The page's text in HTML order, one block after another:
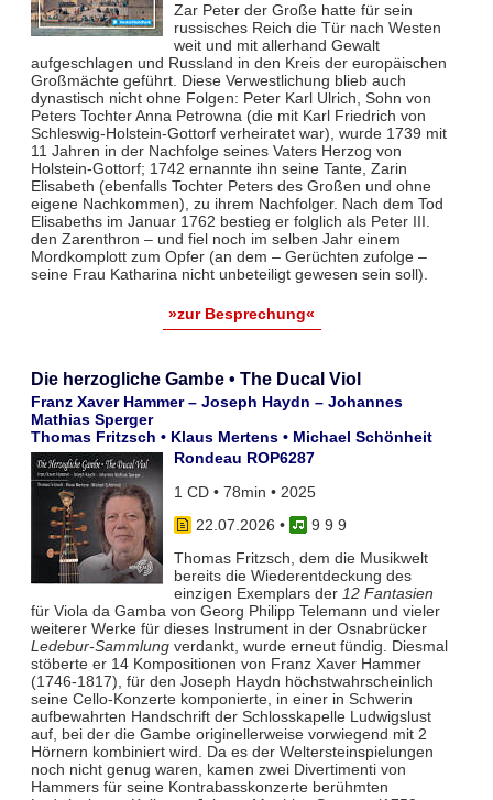
Zar Peter der Große hatte für sein
russisches Reich die Tür nach Westen
weit und mit allerhand Gewalt
aufgeschlagen und Russland in den Kreis der europäischen
Großmächte geführt. Diese Verwestlichung blieb auch
dynastisch nicht ohne Folgen: Peter Karl Ulrich, Sohn von
Peters Tochter Anna Petrowna (die mit Karl Friedrich von
Schleswig-Holstein-Gottorf verheiratet war), wurde 1739 mit
11 Jahren in der Nachfolge seines Vaters Herzog von
Holstein-Gottorf; 1742 ernannte ihn seine Tante, Zarin
Elisabeth (ebenfalls Tochter Peters des Großen und ohne
eigene Nachkommen), zu ihrem Nachfolger. Nach dem Tod
Elisabeths im Januar 1762 bestieg er folglich als Peter III.
den Zarenthron – und fiel noch im selben Jahr einem
Mordkomplott zum Opfer (an dem – Gerüchten zufolge –
seine Frau Katharina nicht unbeteiligt gewesen sein soll).
»zur Besprechung«
Die herzogliche Gambe • The Ducal Viol
Franz Xaver Hammer – Joseph Haydn – Johannes
Mathias Sperger
Thomas Fritzsch • Klaus Mertens • Michael Schönheit
Rondeau ROP6287
1 CD • 78min • 2025
22.07.2026 •
9 9 9
Thomas Fritzsch, dem die Musikwelt
bereits die Wiederentdeckung des
einzigen Exemplars der 12 Fantasien
für Viola da Gamba von Georg Philipp Telemann und vieler
weiterer Werke für dieses Instrument in der Osnabrücker
Ledebur-Sammlungverdankt, wurde erneut fündig. Diesmal
stöberte er 14 Kompositionen von Franz Xaver Hammer
(1746-1817), für den Joseph Haydn höchstwahrscheinlich
seine Cello-Konzerte komponierte, in einer in Schwerin
aufbewahrten Handschrift der Schlosskapelle Ludwigslust
auf, bei der die Gambe originellerweise vorwiegend mit 2
Hörnern kombiniert wird. Da es der Weltersteinspielungen
noch nicht genug waren, kamen zwei Divertimenti von
Hammers für seine Kontrabasskonzerte berühmten